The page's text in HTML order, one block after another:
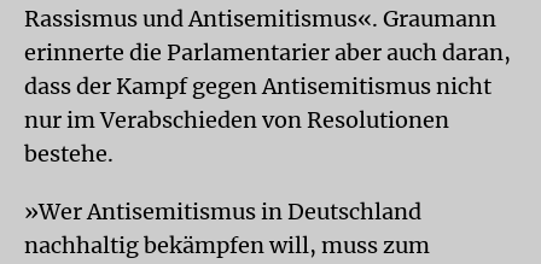
Rassismus und Antisemitismus«. Graumann
erinnerte die Parlamentarier aber auch daran,
dass der Kampf gegen Antisemitismus nicht
nur im Verabschieden von Resolutionen
bestehe.
»Wer Antisemitismus in Deutschland
nachhaltig bekämpfen will, muss zum